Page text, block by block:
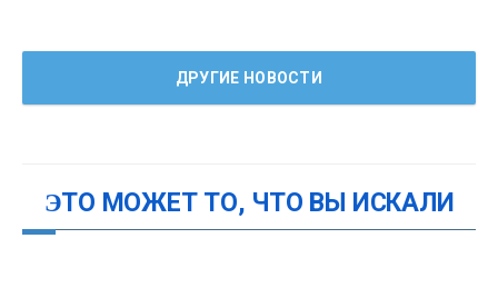
ДРУГИЕ НОВОСТИ
ЭТО МОЖЕТ ТО, ЧТО ВЫ ИСКАЛИ